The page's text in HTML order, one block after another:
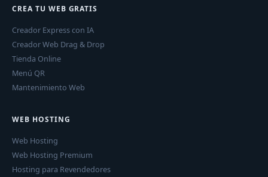
CREA TU WEB GRATIS
Creador Express con IA
Creador Web Drag & Drop
Tienda Online
Menú QR
Mantenimiento Web
WEB HOSTING
Web Hosting
Web Hosting Premium
Hosting para Revendedores